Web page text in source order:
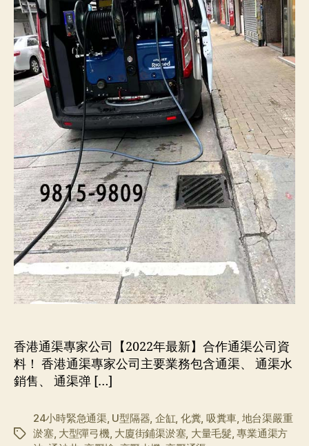
通
渠
詳
細
資
料！
【联
系
方
式】
香港通渠專家公司【2022年最新】合作通渠公司資
料！ 香港通渠專家公司主要業務包含通渠、 通渠水
銷售、 通渠弹 […]
标
24小時緊急通渠, U型隔器, 企缸, 化糞, 吸糞車, 地台渠嚴重
淤塞, 大型彈弓機, 大廈街鋪渠淤塞, 大量毛髮,專業通渠方